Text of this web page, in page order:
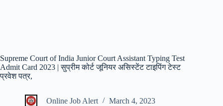
Supreme Court of India Junior Court Assistant Typing Test
Admit Card 2023 | सुप्रीम कोर्ट जूनियर असिस्टेंट टाइपिंग टेस्ट
प्रवेश पत्र,
Online Job Alert March 4, 2023